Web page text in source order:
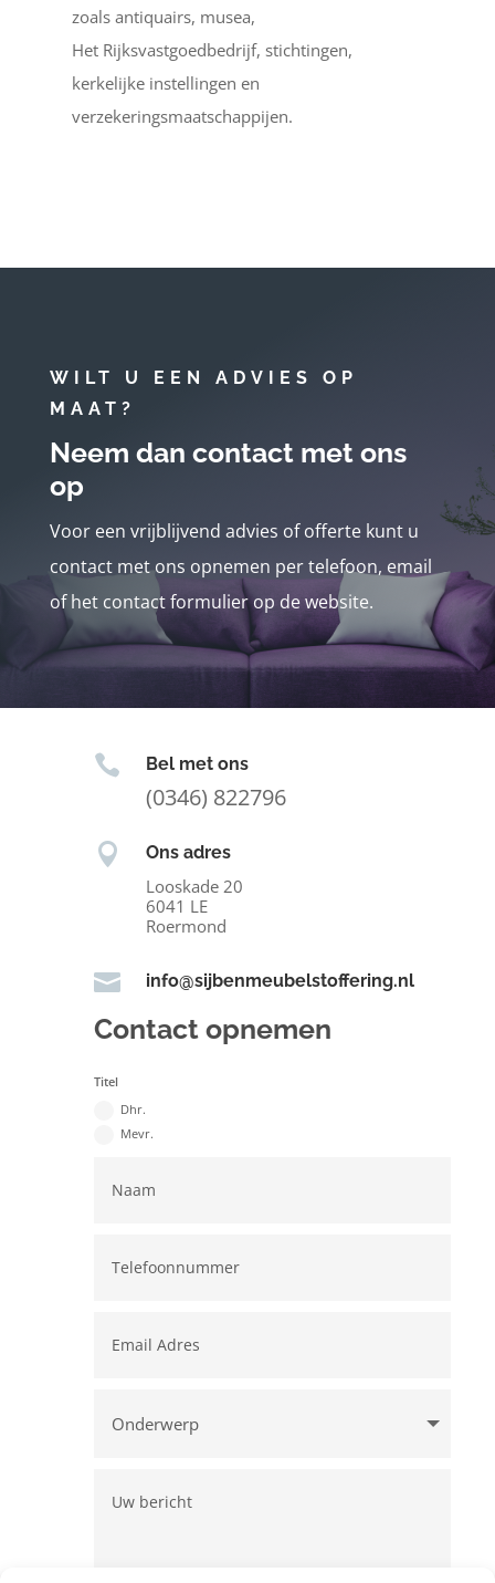
zoals antiquairs, musea,
Het Rijksvastgoedbedrijf, stichtingen,
kerkelijke instellingen en
verzekeringsmaatschappijen.
WILT U EEN ADVIES OP
MAAT?
Neem dan contact met ons
op
Voor een vrijblijvend advies of offerte kunt u
contact met ons opnemen per telefoon, email
of het contact formulier op de website.
 Bel met ons
(0346) 822796
 Ons adres
Looskade 20
6041 LE
Roermond
 info@sijbenmeubelstoffering.nl
Contact opnemen
Titel
Dhr.
Mevr.